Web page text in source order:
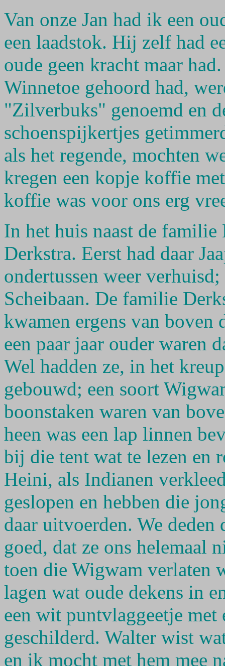
Van onze Jan had ik een
een laadstok. Hij zelf had
oude geen kracht maar
Winnetoe gehoord had,
"Zilverbuks" genoemd en
schoenspijkertjes
als het regende, mochten
kregen een kopje koffie
koffie was voor ons erg
In het huis naast de
Derkstra. Eerst had daar
ondertussen weer
Scheibaan. De familie
kwamen ergens van
een paar jaar ouder waren
Wel hadden ze, in het
gebouwd; een soort
boonstaken waren van
heen was een lap linnen
bij die tent wat te lezen en
Heini, als Indianen
geslopen en hebben die
daar uitvoerden. We deden
goed, dat ze ons helemaal
toen die Wigwam verlaten
lagen wat oude dekens in
een wit puntvlaggeetje met
geschilderd. Walter wist
en ik mocht met hem mee